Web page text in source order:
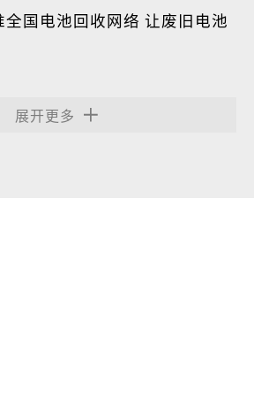
国电池回收网络 让废旧电池
展开更多